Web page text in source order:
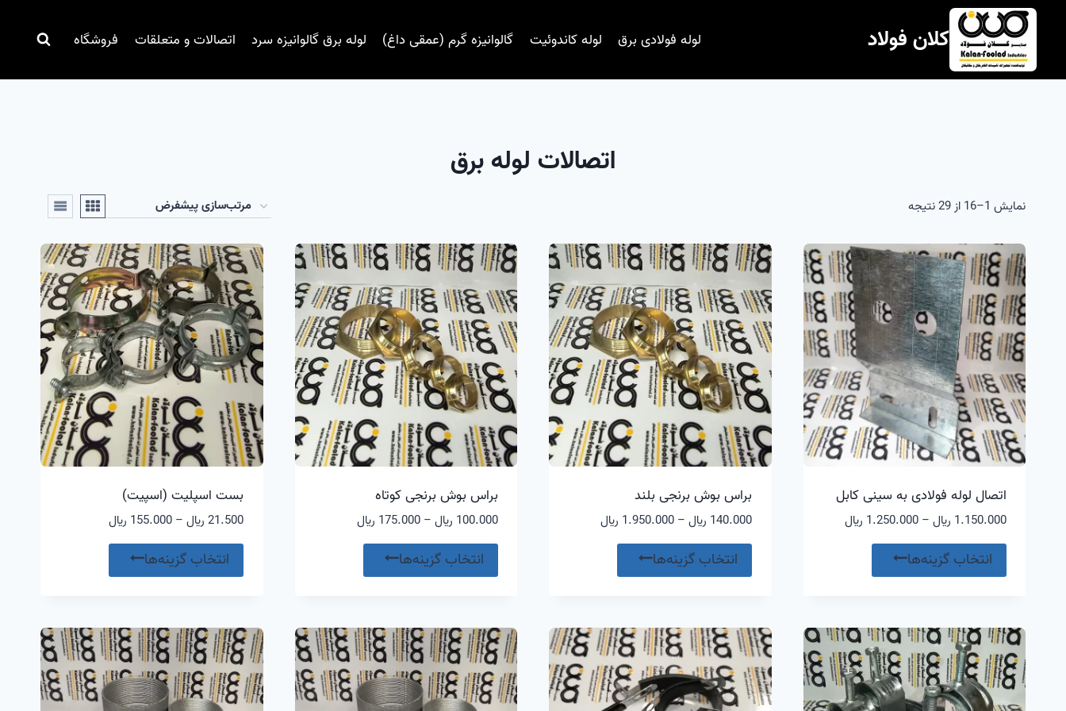
بازگشت
کلان فولاد لوله فولادی برق لوله کاندوئیت گالوانیزه گرم (عمقی داغ) لوله برق گالوانیزه سرد اتصالات و متعلقات فروشگاه
اتصالات لوله برق
نمایش 1–16 از 29 نتیجه
اتصال لوله فولادی به سینی کابل
1.150.000 ﷼ –
1.250.000 ﷼محدوده
انتخاب گزینه‌ها
محصول
مختلفی
می
باشد.
گزینه
براس بوش برنجی بلند
140.000 ﷼ –
1.950.000 ﷼محدوده
انتخاب گزینه‌ها
محصول
مختلفی
می
باشد.
گزینه
براس بوش برنجی کوتاه
100.000 ﷼ –
175.000 ﷼محدوده
انتخاب گزینه‌ها
محصول
مختلفی
می
باشد.
گزینه
بست اسپلیت (اسپیت)
21.500 ﷼ –
155.000 ﷼محدوده
تا
انتخاب گزینه‌ها
محصول
مختلفی
می
باشد.
گزینه